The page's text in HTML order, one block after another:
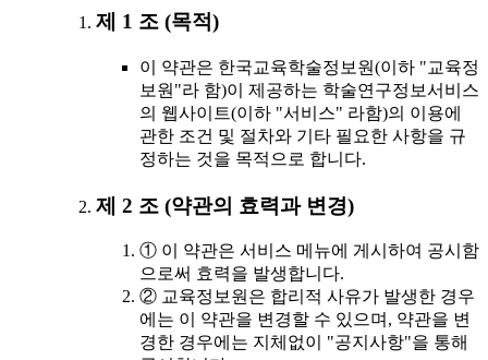
제 1 조 (목적)
이 약관은 한국교육학술정보원(이하 "교육정
보원"라 함)이 제공하는 학술연구정보서비스
의 웹사이트(이하 "서비스" 라함)의 이용에
관한 조건 및 절차와 기타 필요한 사항을 규
정하는 것을 목적으로 합니다.
제 2 조 (약관의 효력과 변경)
① 이 약관은 서비스 메뉴에 게시하여 공시함
으로써 효력을 발생합니다.
② 교육정보원은 합리적 사유가 발생한 경우
에는 이 약관을 변경할 수 있으며, 약관을 변
경한 경우에는 지체없이 "공지사항"을 통해